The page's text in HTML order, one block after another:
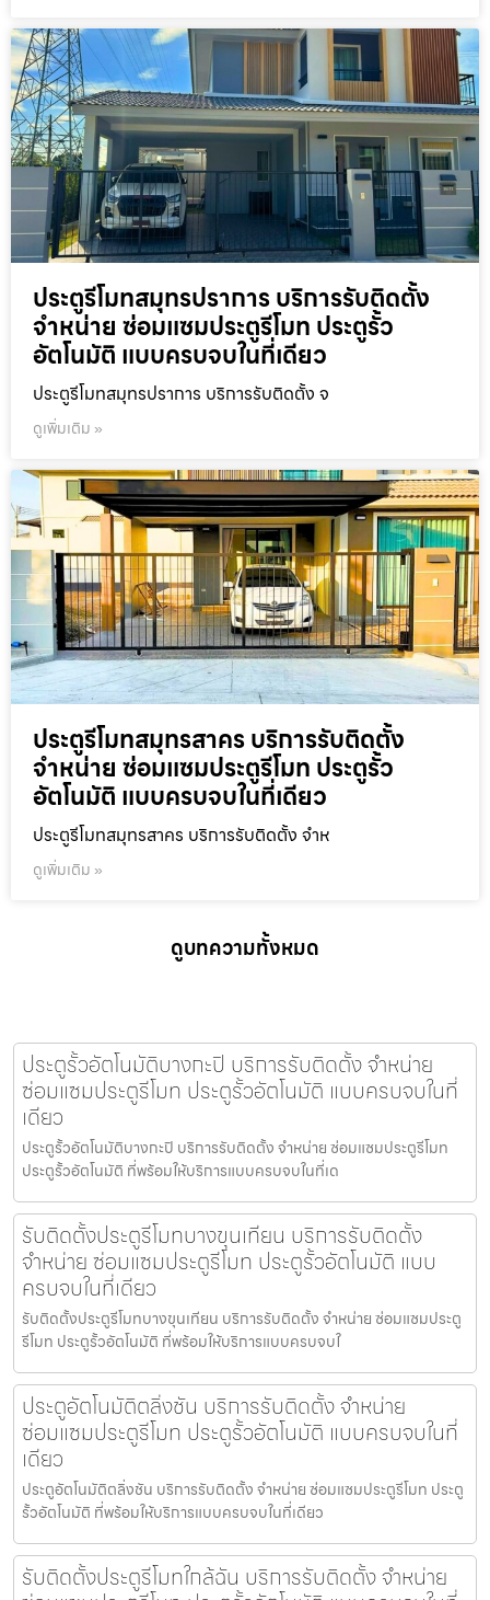
ประตูรีโมทสมุทรปราการ บริการรับติดตั้ง
จำหน่าย ซ่อมแซมประตูรีโมท ประตูรั้ว
อัตโนมัติ แบบครบจบในที่เดียว
ประตูรีโมทสมุทรปราการ บริการรับติดตั้ง จ
ดูเพิ่มเติม »
ประตูรีโมทสมุทรสาคร บริการรับติดตั้ง
จำหน่าย ซ่อมแซมประตูรีโมท ประตูรั้ว
อัตโนมัติ แบบครบจบในที่เดียว
ประตูรีโมทสมุทรสาคร บริการรับติดตั้ง จำห
ดูเพิ่มเติม »
ดูบทความทั้งหมด
ประตูรั้วอัตโนมัติบางกะปิ บริการรับติดตั้ง จำหน่าย
ซ่อมแซมประตูรีโมท ประตูรั้วอัตโนมัติ แบบครบจบในที่
เดียว
ประตูรั้วอัตโนมัติบางกะปิ บริการรับติดตั้ง จำหน่าย ซ่อมแซมประตูรีโมท
ประตูรั้วอัตโนมัติ ที่พร้อมให้บริการแบบครบจบในที่เด
รับติดตั้งประตูรีโมทบางขุนเทียน บริการรับติดตั้ง
จำหน่าย ซ่อมแซมประตูรีโมท ประตูรั้วอัตโนมัติ แบบ
ครบจบในที่เดียว
รับติดตั้งประตูรีโมทบางขุนเทียน บริการรับติดตั้ง จำหน่าย ซ่อมแซมประตู
รีโมท ประตูรั้วอัตโนมัติ ที่พร้อมให้บริการแบบครบจบใ
ประตูอัตโนมัติตลิ่งชัน บริการรับติดตั้ง จำหน่าย
ซ่อมแซมประตูรีโมท ประตูรั้วอัตโนมัติ แบบครบจบในที่
เดียว
ประตูอัตโนมัติตลิ่งชัน บริการรับติดตั้ง จำหน่าย ซ่อมแซมประตูรีโมท ประตู
รั้วอัตโนมัติ ที่พร้อมให้บริการแบบครบจบในที่เดียว
รับติดตั้งประตูรีโมทใกล้ฉัน บริการรับติดตั้ง จำหน่าย